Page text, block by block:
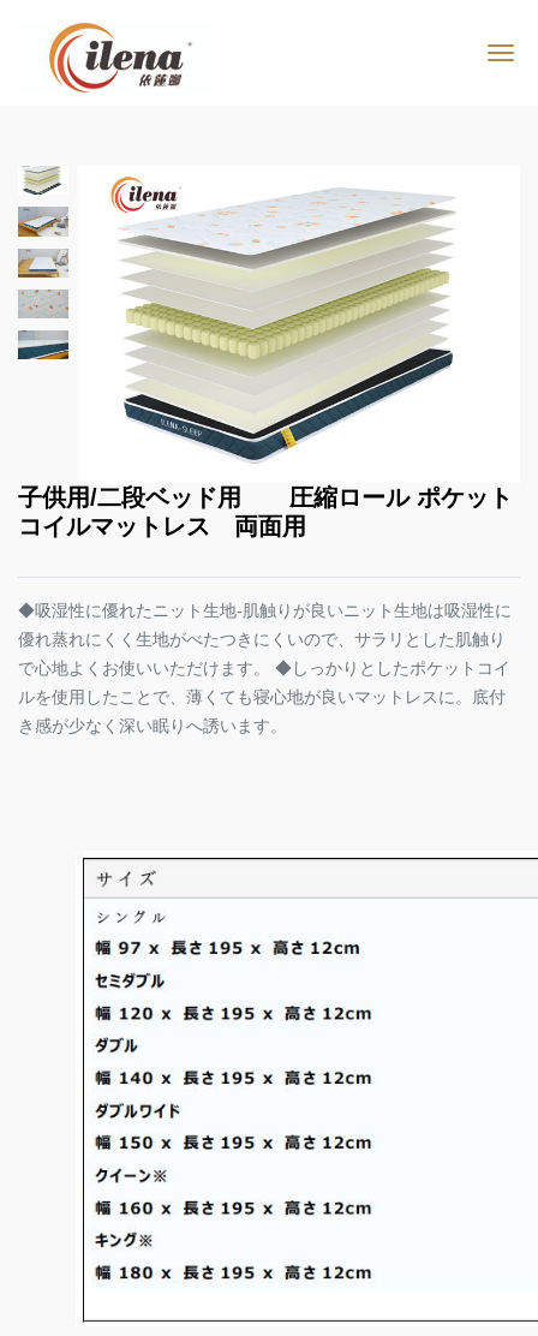
子供用/二段ベッド用 圧縮ロール ポケット
コイルマットレス 両面用
◆吸湿性に優れたニット生地-肌触りが良いニット生地は吸湿性に
優れ蒸れにくく生地がべたつきにくいので、サラリとした肌触り
で心地よくお使いいただけます。 ◆しっかりとしたポケットコイ
ルを使用したことで、薄くても寝心地が良いマットレスに。底付
き感が少なく深い眠りへ誘います。